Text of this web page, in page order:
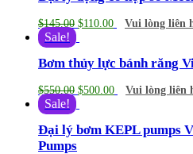
$145.00 $110.00 Vui lòng liên
Sale!
Bơm thủy lực bánh răng
$550.00 $500.00 Vui lòng liên
Sale!
Đại lý bơm KEPL pumps
Pumps